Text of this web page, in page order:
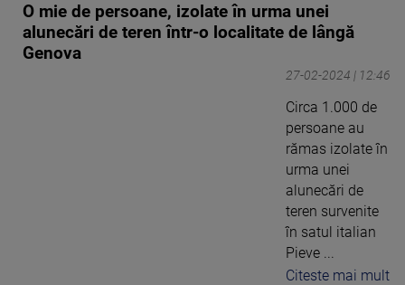
O mie de persoane, izolate în urma unei
alunecări de teren într-o localitate de lângă
Genova
27-02-2024 | 12:46
Circa 1.000 de
persoane au
rămas izolate în
urma unei
alunecări de
teren survenite
în satul italian
Pieve ...
Citeste mai mult